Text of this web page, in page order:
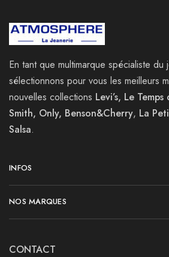
En tant que multimarque spécialiste du
sélectionnons pour vous les meilleurs
nouvelles collections Levi’s, Le
Smith, Only, Benson&Cherry, La
Salsa.
INFOS
NOS MARQUES
CONTACT